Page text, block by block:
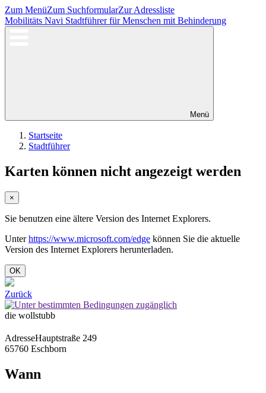
Zum MenüZum SuchformularZur Adressliste
Mobilitäts Navi Stadtführer für Menschen mit Behinderung
Menü
Startseite
Stadtführer
Karten können nicht angezeigt werden
×
Sie benutzen eine ältere Version des Internet Explorers.
Unterhttps://www.microsoft.com/edge können Sie die aktuelle
Version des Internet Explorers herunterladen.
OK
Zurück
die wollstubb
AdresseHauptstraße 249
65760 Eschborn
Wann